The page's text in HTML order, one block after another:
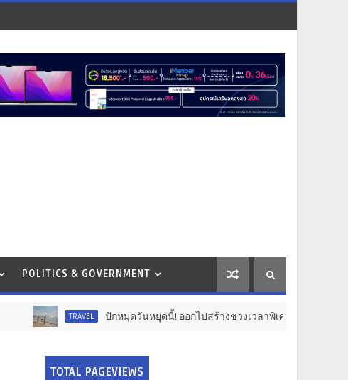
POLITICS & GOVERNMENT
TRAVEL ปักหมุดวันหยุดนี้! ออกไปสร้างช่วงเวลาพิเศษกับครอบครัว สร้างค
TOTAL PAGEVIEWS